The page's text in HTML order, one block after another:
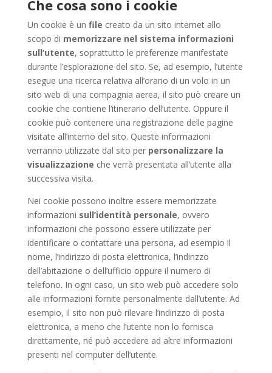
Che cosa sono i cookie
Un cookie è un file creato da un sito internet allo
scopo di memorizzare nel sistema informazioni
sull’utente, soprattutto le preferenze manifestate
durante l’esplorazione del sito. Se, ad esempio, l’utente
esegue una ricerca relativa all’orario di un volo in un
sito web di una compagnia aerea, il sito può creare un
cookie che contiene l’itinerario dell’utente. Oppure il
cookie può contenere una registrazione delle pagine
visitate all’interno del sito. Queste informazioni
verranno utilizzate dal sito per personalizzare la
visualizzazione che verrà presentata all’utente alla
successiva visita.
Nei cookie possono inoltre essere memorizzate
informazioni sull’identità personale, ovvero
informazioni che possono essere utilizzate per
identificare o contattare una persona, ad esempio il
nome, l’indirizzo di posta elettronica, l’indirizzo
dell’abitazione o dell’ufficio oppure il numero di
telefono. In ogni caso, un sito web può accedere solo
alle informazioni fornite personalmente dall’utente. Ad
esempio, il sito non può rilevare l’indirizzo di posta
elettronica, a meno che l’utente non lo fornisca
direttamente, né può accedere ad altre informazioni
presenti nel computer dell’utente.